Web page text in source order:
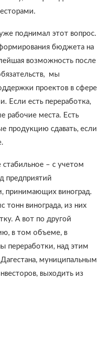
поднимал этот вопрос.
бюджета на
возможность после
мы
проектов в сфере
Если есть переработка,
рабочие места. Есть
продукцию сдавать, если
стабильное – с учетом
предприятий
принимающих виноград.
тонн винограда, из них
А вот по другой
в том объеме, в
переработки, над этим
муниципальным
выходить из